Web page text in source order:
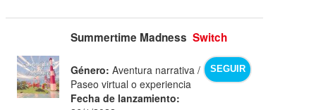
Summertime Madness Switch
SEGUIR
Género: Aventura narrativa /
Paseo virtual o experiencia
Fecha de lanzamiento: